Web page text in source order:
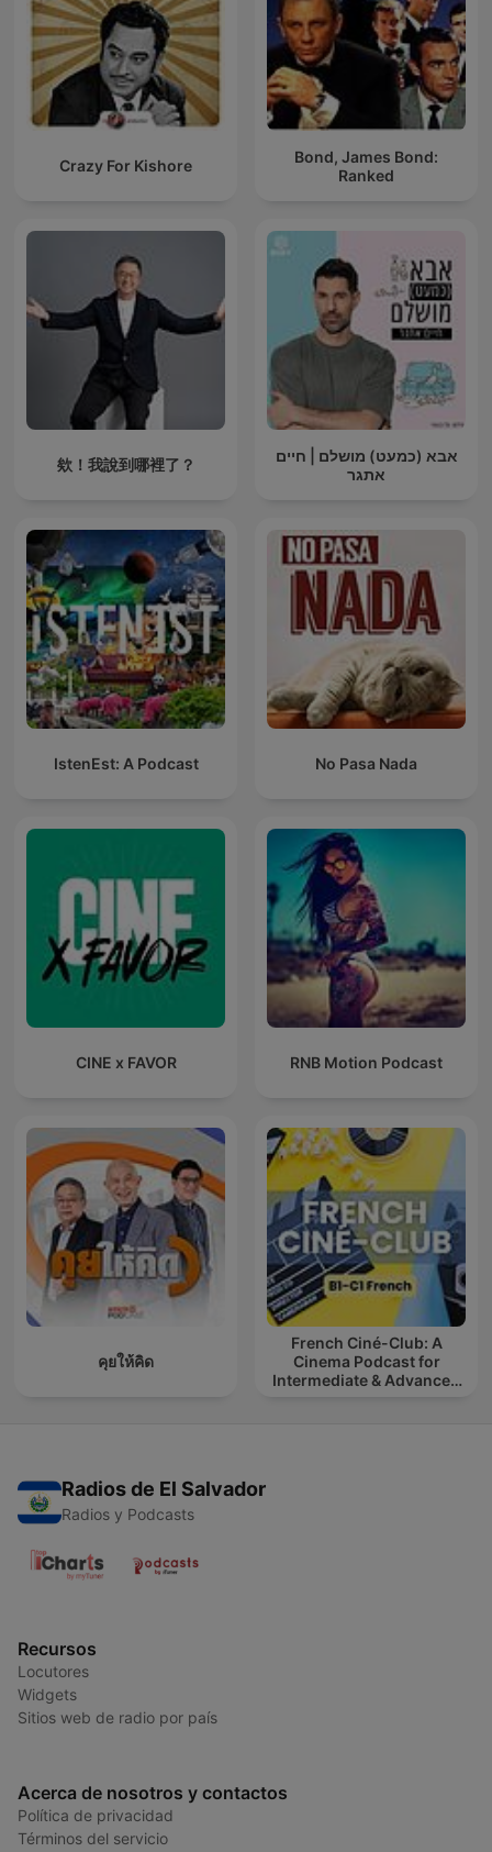
Crazy For Kishore
Bond, James Bond:
Ranked
欸！我說到哪裡了？
אבא (כמעט) מושלם | חיים
אתגר
IstenEst: A Podcast No Pasa Nada
CINE x FAVOR RNB Motion Podcast
คุยให้คิด
French Ciné-Club: A
Cinema Podcast for
Intermediate & Advanced
Radios de El Salvador
Radios y Podcasts
Recursos
Locutores
Widgets
Sitios web de radio por país
Acerca de nosotros y contactos
Política de privacidad
Términos del servicio